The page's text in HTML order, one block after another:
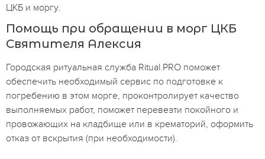
ЦКБ и моргу.
Помощь при обращении в морг ЦКБ
Святителя Алексия
Городская ритуальная служба Ritual.PRO поможет
обеспечить необходимый сервис по подготовке к
погребению в этом морге, проконтролирует качество
выполняемых работ, поможет перевезти покойного и
провожающих на кладбище или в крематорий, оформить
отказ от вскрытия (при необходимости).